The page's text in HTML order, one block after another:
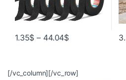
1.35$ – 44.04$
[/vc_column][/vc_row]